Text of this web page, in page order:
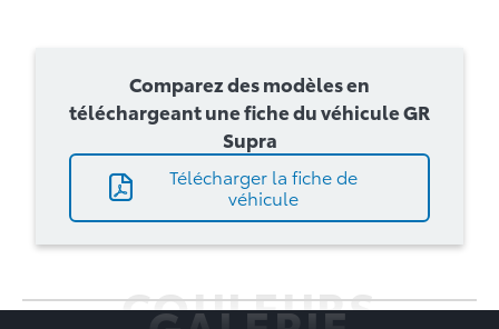
Comparez des modèles en
téléchargeant une fiche du véhicule GR
Supra
Télécharger la fiche de
véhicule
COULEURS